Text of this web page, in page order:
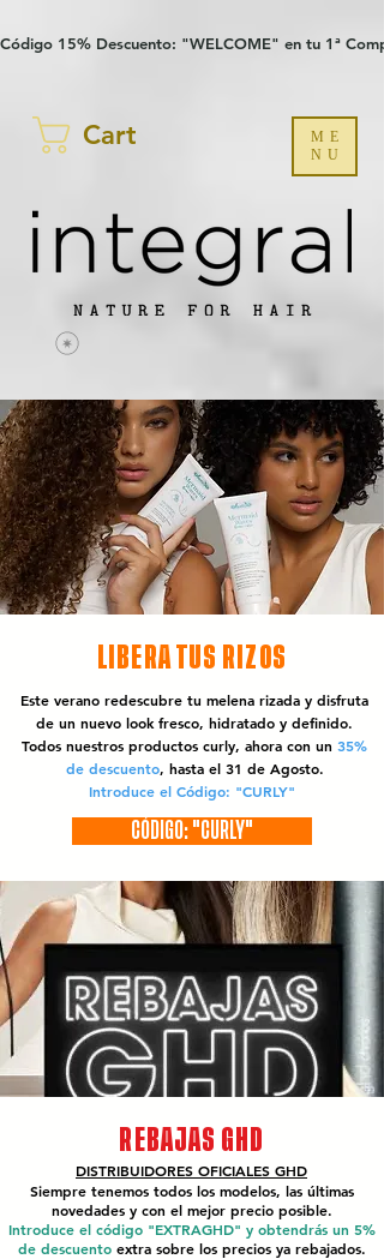
Código 15% Descuento: "WELCOME" en tu 1ª
Cart
ME
NU
LIBERA TUS RIZOS
Este verano redescubre tu melena rizada y disfruta
de un nuevo look fresco, hidratado y definido.
Todos nuestros productos curly, ahora con un 35%
de descuento, hasta el 31 de Agosto.
Introduce el Código: "CURLY"
CÓDIGO: "CURLY"
REBAJAS GHD
DISTRIBUIDORES OFICIALES GHD
Siempre tenemos todos los modelos, las últimas
novedades y con el mejor precio posible.
Introduce el código "EXTRAGHD" y obtendrás un 5%
de descuento extra sobre los precios ya rebajados.